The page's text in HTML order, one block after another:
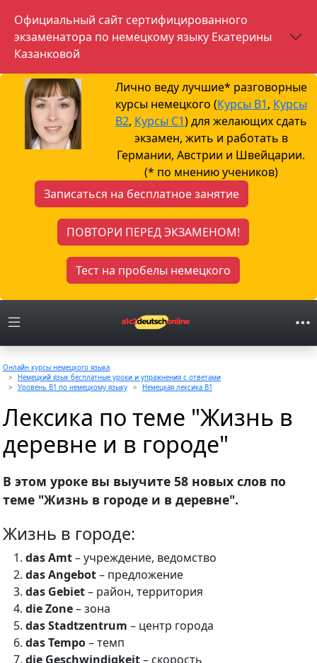
Официальный сайт сертифицированного
экзаменатора по немецкому языку Екатерины
Казанковой
Лично веду лучшие* разговорные
курсы немецкого (Курсы B1, Курсы
B2, Курсы С1) для желающих сдать
экзамен, жить и работать в
Германии, Австрии и Швейцарии.
(* по мнению учеников)
Записаться на бесплатное занятие
ПОВТОРИ ПЕРЕД ЭКЗАМЕНОМ!
Тест на пробелы немецкого
Онлайн курсы немецкого языка
Немецкий язык бесплатные уроки и упражнения с ответами
Уровень B1 по немецкому языку
Немецкая лексика B1
Лексика по теме "Жизнь в
деревне и в городе"
В этом уроке вы выучите 58 новых слов по
теме "Жизнь в городе и в деревне".
Жизнь в городе:
das Amt– учреждение, ведомство
das Angebot– предложение
das Gebiet– район, территория
die Zone– зона
das Stadtzentrum – центр города
das Tempo– темп
die Geschwindigkeit– скорость